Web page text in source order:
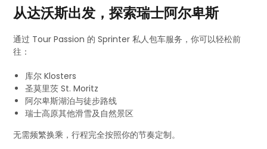
从达沃斯出发，探索瑞士阿尔卑斯
通过 Tour Passion 的 Sprinter 私人包车服务，你可以轻松前
往：
库尔 Klosters
圣莫里茨 St. Moritz
阿尔卑斯湖泊与徒步路线
瑞士高原其他滑雪及自然景区
无需频繁换乘，行程完全按照你的节奏定制。